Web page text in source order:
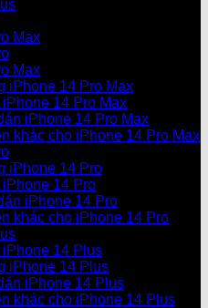
Max
Max
iPhone 14 Pro Max
iPhone 14 Pro Max
iPhone 14 Pro Max
khác cho iPhone 14 Pro Max
iPhone 14 Pro
iPhone 14 Pro
iPhone 14 Pro
khác cho iPhone 14 Pro
iPhone 14 Plus
iPhone 14 Plus
iPhone 14 Plus
khác cho iPhone 14 Plus